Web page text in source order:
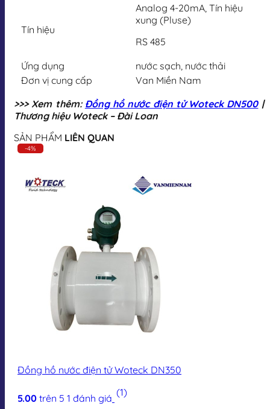
Tín hiệu
Analog 4-20mA, Tín hiệu
xung (Pluse)
RS 485
Ứng dụng
nước sạch, nước thải
Đơn vị cung cấp
Van Miền Nam
>>> Xem thêm: Đồng hồ nước điện tử Woteck DN500|
Thương hiệu Woteck – Đài Loan
SẢN PHẨM LIÊN QUAN
-4%
Đồng hồ nước điện tử Woteck DN350
5.00 trên 5 1 đánh giá (1)